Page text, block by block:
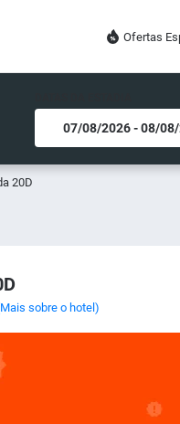
Ofertas
20D
sobre o hotel)